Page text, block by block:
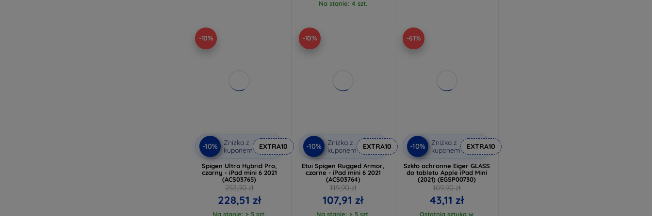
Na stanie: 4 szt.
-10%
-10%
Zniżka z
kuponem
EXTRA10
Spigen Ultra Hybrid Pro,
czarny - iPad mini 6 2021
(ACS03765)
253,90 zł
228,51 zł
Na stanie: > 5 szt.
-10%
-10%
Zniżka z
kuponem
EXTRA10
Etui Spigen Rugged Armor,
czarne - iPad mini 6 2021
(ACS03764)
119,90 zł
107,91 zł
Na stanie: > 5 szt.
-61%
-10%
Zniżka z
kuponem
EXTRA10
Szkło ochronne Eiger GLASS
do tabletu Apple iPad Mini
(2021) (EGSP00730)
109,90 zł
43,11 zł
Ostatnia sztuka w